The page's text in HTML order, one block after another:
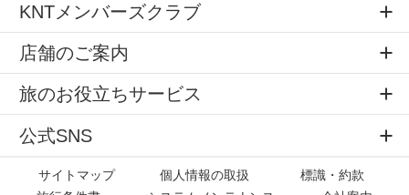
KNTメンバーズクラブ
店舗のご案内
旅のお役立ちサービス
公式SNS
サイトマップ 個人情報の取扱
標識・約款